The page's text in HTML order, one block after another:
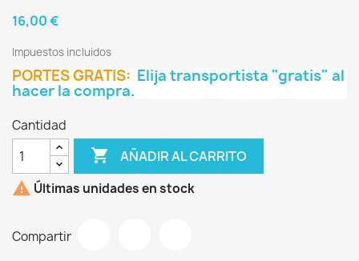
16,00 €
Impuestos incluidos
PORTES GRATIS: Elija transportista "gratis" al
hacer la compra.
Cantidad
 AÑADIR AL CARRITO
 Últimas unidades en stock
Compartir